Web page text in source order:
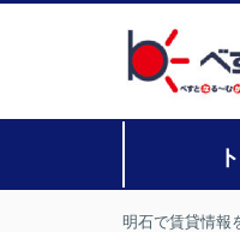
明石で賃貸情報